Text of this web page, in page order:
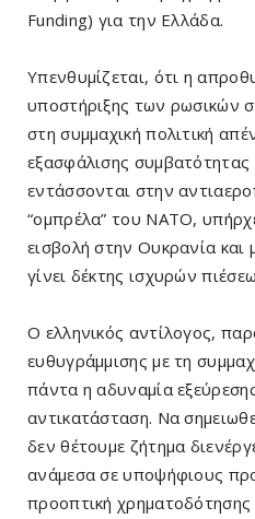
Funding) για την Ελλάδα.
Υπενθυμίζεται, ότι η
υποστήριξης των ρωσικών
στη συμμαχική πολιτική
εξασφάλισης
εντάσσονται στην
“ομπρέλα” του ΝΑΤΟ,
εισβολή στην Ουκρανία και
γίνει δέκτης ισχυρών
Ο ελληνικός αντίλογος,
ευθυγράμμισης με τη
πάντα η αδυναμία
αντικατάσταση. Να
δεν θέτουμε ζήτημα
ανάμεσα σε υποψήφιους
προοπτική